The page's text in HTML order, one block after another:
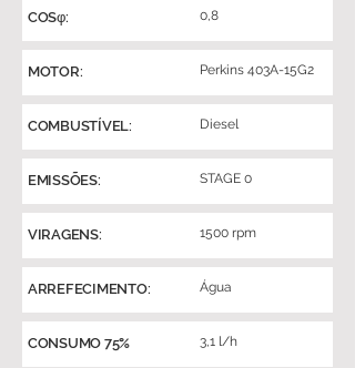
COSφ: 0,8
MOTOR: Perkins 403A-15G2
COMBUSTÍVEL: Diesel
EMISSÕES: STAGE 0
VIRAGENS: 1500 rpm
ARREFECIMENTO: Água
CONSUMO 75% 3,1 l/h